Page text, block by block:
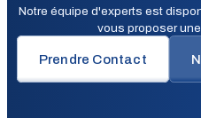
Notre équipe d'experts est
vous proposer
Prendre Contact